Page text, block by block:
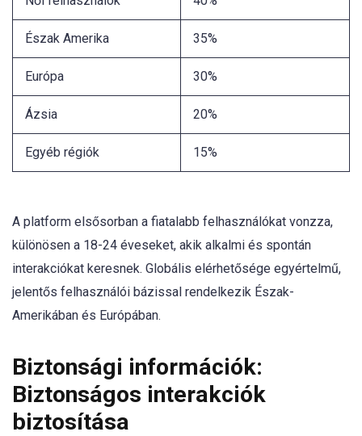
Észak Amerika 35%
Európa 30%
Ázsia 20%
Egyéb régiók 15%
A platform elsősorban a fiatalabb felhasználókat vonzza,
különösen a 18-24 éveseket, akik alkalmi és spontán
interakciókat keresnek. Globális elérhetősége egyértelmű,
jelentős felhasználói bázissal rendelkezik Észak-
Amerikában és Európában.
Biztonsági információk:
Biztonságos interakciók
biztosítása